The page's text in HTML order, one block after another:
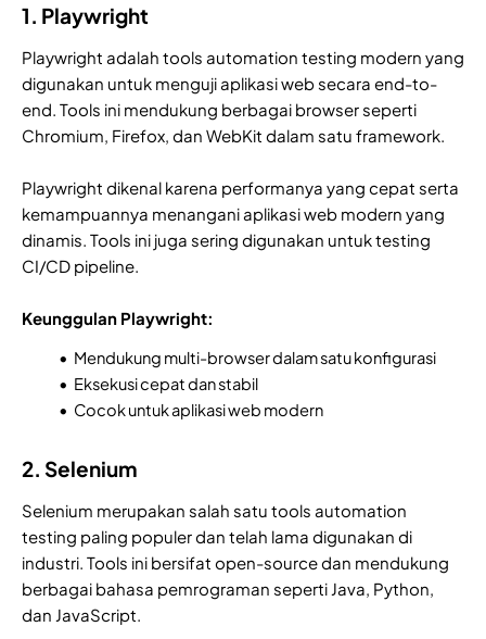
1. Playwright
Playwright adalah tools automation testing modern yang
digunakan untuk menguji aplikasi web secara end-to-
end. Tools ini mendukung berbagai browser seperti
Chromium, Firefox, dan WebKit dalam satu framework.
Playwright dikenal karena performanya yang cepat serta
kemampuannya menangani aplikasi web modern yang
dinamis. Tools ini juga sering digunakan untuk testing
CI/CD pipeline.
Keunggulan Playwright:
Mendukung multi-browser dalam satu konfigurasi
Eksekusi cepat dan stabil
Cocok untuk aplikasi web modern
2. Selenium
Selenium merupakan salah satu tools automation
testing paling populer dan telah lama digunakan di
industri. Tools ini bersifat open-source dan mendukung
berbagai bahasa pemrograman seperti Java, Python,
dan JavaScript.